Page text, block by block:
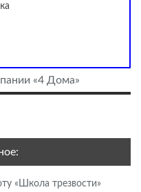
«4 Дома»
«Школа трезвости»